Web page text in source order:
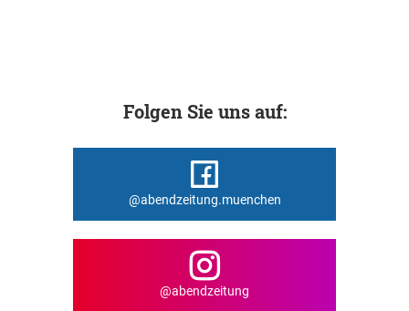
Folgen Sie uns auf:
@abendzeitung.muenchen
@abendzeitung